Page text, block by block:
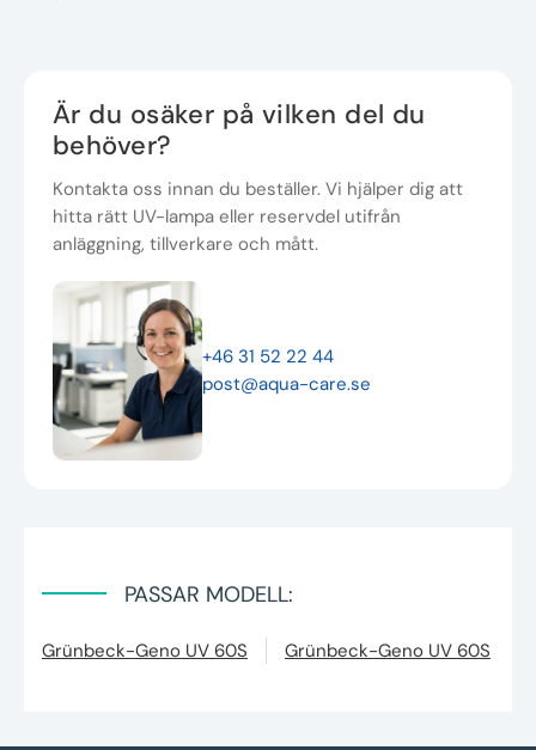
Är du osäker på vilken del du
behöver?
Kontakta oss innan du beställer. Vi hjälper dig att
hitta rätt UV-lampa eller reservdel utifrån
anläggning, tillverkare och mått.
+46 31 52 22 44
post@aqua-care.se
PASSAR MODELL:
Grünbeck-Geno UV 60S Grünbeck-Geno UV 60S